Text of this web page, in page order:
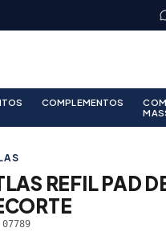
COMPLEMENTOS
REFIL PAD
07789